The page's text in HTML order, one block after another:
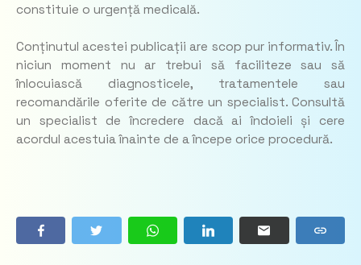
constituie o urgență medicală.
Conținutul acestei publicații are scop pur informativ. În
niciun moment nu ar trebui să faciliteze sau să
înlocuiască diagnosticele, tratamentele sau
recomandările oferite de către un specialist. Consultă
un specialist de încredere dacă ai îndoieli și cere
acordul acestuia înainte de a începe orice procedură.